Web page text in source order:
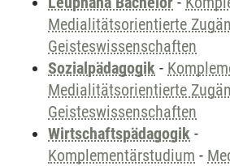
Medialitätsorientierte
Geisteswissenschaften
Sozialpädagogik -
Medialitätsorientierte
Geisteswissenschaften
Wirtschaftspädagogik -
Komplementärstudium -